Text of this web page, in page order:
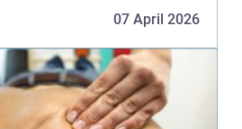
adgangskontrol, kan en
07 April 2026